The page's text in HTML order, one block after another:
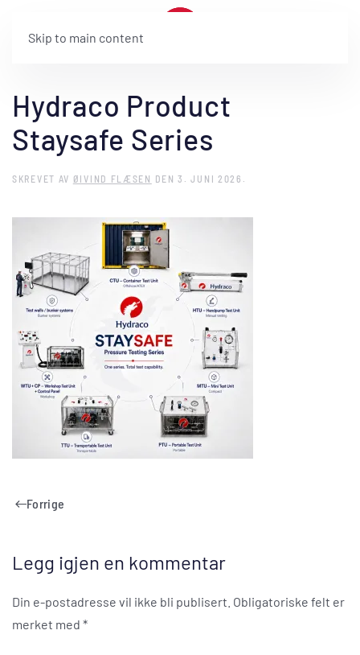
Skip to main content
Hydraco Product
Staysafe Series
SKREVET AV ØIVIND FLÆSEN DEN3. JUNI 2026 .
Forrige
Legg igjen en kommentar
Din e-postadresse vil ikke bli publisert. Obligatoriske felt er
merket med *